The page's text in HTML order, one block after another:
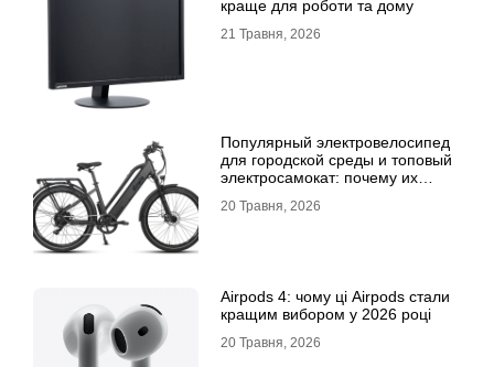
краще для роботи та дому
21 Травня, 2026
Популярный электровелосипед
для городской среды и топовый
электросамокат: почему их
20 Травня, 2026
Airpods 4: чому ці Airpods стали
кращим вибором у 2026 році
20 Травня, 2026